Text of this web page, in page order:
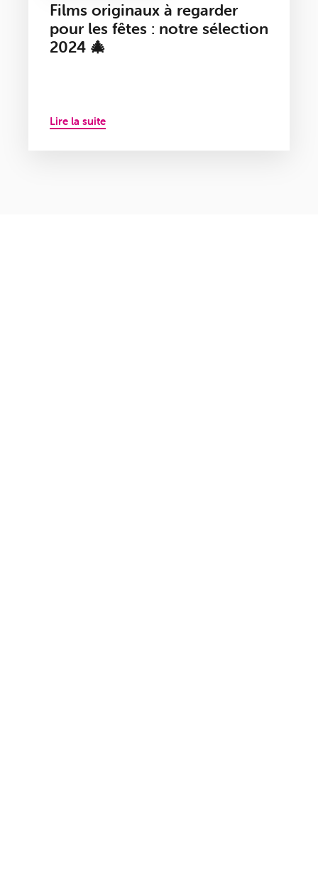
Films originaux à regarder
pour les fêtes : notre sélection
2024 🎄
Lire la suite